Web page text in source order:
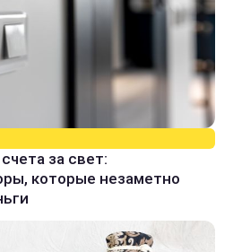
за свет:
которые незаметно